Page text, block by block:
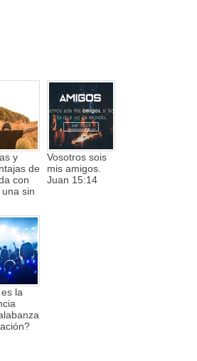
y
de
con
una sin
Vosotros sois
mis amigos.
Juan 15:14
la